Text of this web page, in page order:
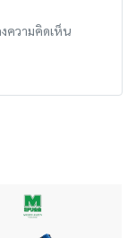
ความคิดเห็น